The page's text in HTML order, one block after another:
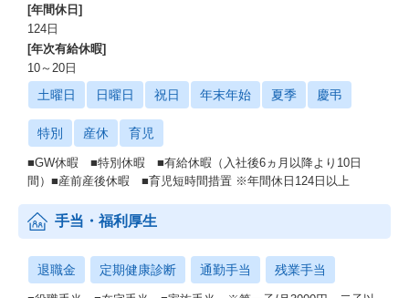
ソフトウエアやハードウエアの基礎的分野から先端テクノロジー
分野まで、幅広い教材をご用意しています。
｜技術勉強会
エンジニア社員が主導となり、スキルアップに繋がる知識の向上
や資格取得を目的とした勉強会を実施します。
｜社員会
会社の状況や方針などを共有する定例会です。全社員が事業所ご
とに集まるので、配属先以外の社員とも交流できる場となりま
す。
｜コンプライアンス研修
す。社会情勢や法令に対する適切な対応力を身につけます。
[年間休日]
124日
[年次有給休暇]
10～20日
土曜日 日曜日 祝日 年末年始 夏季 慶弔
特別 産休 育児
■GW休暇 ■特別休暇 ■有給休暇（入社後6ヵ月以降より10日
間）■産前産後休暇 ■育児短時間措置 ※年間休日124日以上
手当・福利厚生
退職金 定期健康診断 通勤手当 残業手当